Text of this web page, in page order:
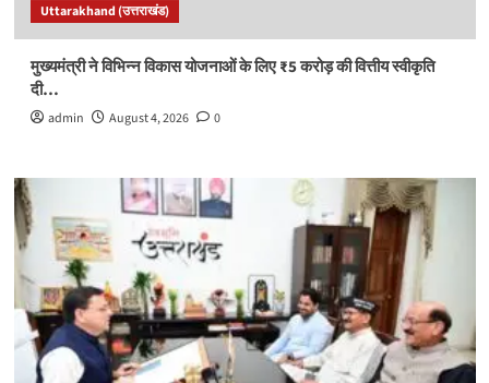
Uttarakhand (उत्तराखंड)
मुख्यमंत्री ने विभिन्न विकास योजनाओं के लिए ₹5 करोड़ की वित्तीय स्वीकृति
दी…
admin August 4, 2026 0